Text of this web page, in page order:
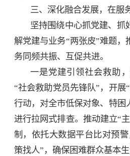
三、深化融合发展，在服
坚持围绕中心抓党建、抓
解党建与业务“两张皮”难题，
务同频共振、互促共进。
一是党建引领社会救助
“社会救助党员先锋队”，开展
行动，对全市低保对象、特困
进行拉网式排查。推动建立“
制，依托大数据平台比对预
策找人”，确保困难群众基本生